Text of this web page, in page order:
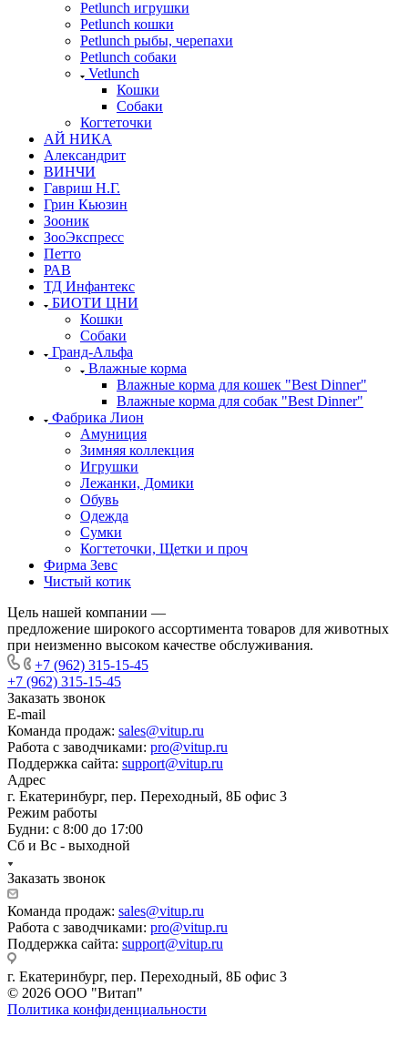
Petlunch игрушки
Petlunch кошки
Petlunch рыбы, черепахи
Petlunch собаки
Vetlunch
Кошки
Собаки
Когтеточки
АЙ НИКА
Александрит
ВИНЧИ
Гавриш Н.Г.
Грин Кьюзин
Зооник
ЗооЭкспресс
Петто
РАВ
ТД Инфантекс
БИОТИ ЦНИ
Кошки
Собаки
Гранд-Альфа
Влажные корма
Влажные корма для кошек "Best Dinner"
Влажные корма для собак "Best Dinner"
Фабрика Лион
Амуниция
Зимняя коллекция
Игрушки
Лежанки, Домики
Обувь
Одежда
Сумки
Когтеточки, Щетки и проч
Фирма Зевс
Чистый котик
Цель нашей компании —
предложение широкого ассортимента товаров для животных
при неизменно высоком качестве обслуживания.
+7 (962) 315-15-45
+7 (962) 315-15-45
Заказать звонок
E-mail
Команда продаж: sales@vitup.ru
Работа с заводчиками: pro@vitup.ru
Поддержка сайта: support@vitup.ru
Адрес
г. Екатеринбург, пер. Переходный, 8Б офис 3
Режим работы
Будни: с 8:00 до 17:00
Сб и Вс - выходной
Заказать звонок
Команда продаж: sales@vitup.ru
Работа с заводчиками: pro@vitup.ru
Поддержка сайта: support@vitup.ru
г. Екатеринбург, пер. Переходный, 8Б офис 3
© 2026 ООО "Витап"
Политика конфиденциальности